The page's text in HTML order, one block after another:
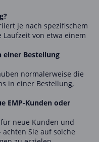
je nach spezifischem
Laufzeit von etwa einem
einer Bestellung
normalerweise die
in einer Bestellung,
EMP-Kunden oder
neue Kunden und
Sie auf solche